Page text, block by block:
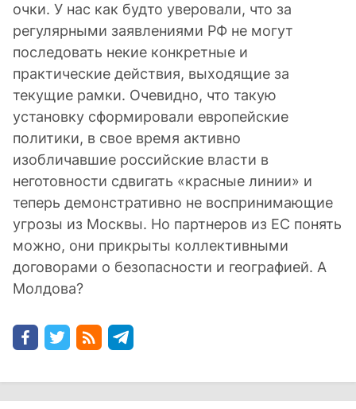
очки. У нас как будто уверовали, что за
регулярными заявлениями РФ не могут
последовать некие конкретные и
практические действия, выходящие за
текущие рамки. Очевидно, что такую
установку сформировали европейские
политики, в свое время активно
изобличавшие российские власти в
неготовности сдвигать «красные линии» и
теперь демонстративно не воспринимающие
угрозы из Москвы. Но партнеров из ЕС понять
можно, они прикрыты коллективными
договорами о безопасности и географией. А
Молдова?